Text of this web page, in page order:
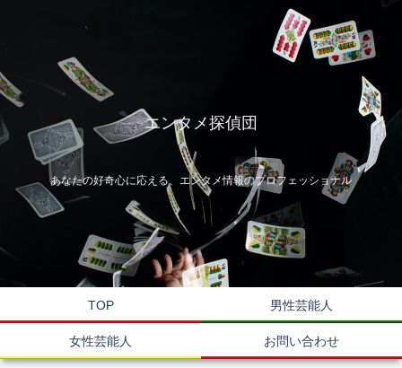
エンタメ探偵団
あなたの好奇心に応える、エンタメ情報のプロフェッショナル
TOP 男性芸能人
女性芸能人 お問い合わせ